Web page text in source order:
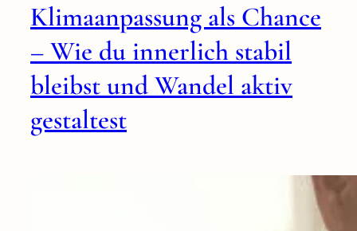
Klimaanpassung als Chance
– Wie du innerlich stabil
bleibst und Wandel aktiv
gestaltest